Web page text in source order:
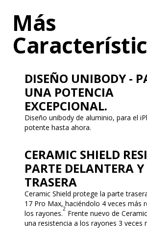
Más
DISEÑO UNIBODY -
UNA POTENCIA
EXCEPCIONAL.
Diseño unibody de aluminio, para el
potente hasta ahora.
CERAMIC SHIELD
PARTE DELANTERA Y
TRASERA
Ceramic Shield protege la parte
17 Pro Max, haciéndolo 4 veces más
los rayones.2 Frente nuevo de
una resistencia a los rayones 3 veces